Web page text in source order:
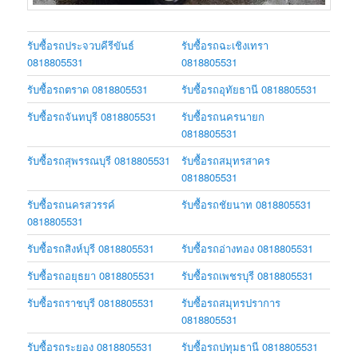
รับซื้อรถประจวบคีรีขันธ์
0818805531
รับซื้อรถฉะเชิงเทรา
0818805531
รับซื้อรถตราด 0818805531
รับซื้อรถอุทัยธานี 0818805531
รับซื้อรถจันทบุรี 0818805531
รับซื้อรถนครนายก
0818805531
รับซื้อรถสุพรรณบุรี 0818805531
รับซื้อรถสมุทรสาคร
0818805531
รับซื้อรถนครสวรรค์
0818805531
รับซื้อรถชัยนาท 0818805531
รับซื้อรถสิงห์บุรี 0818805531
รับซื้อรถอ่างทอง 0818805531
รับซื้อรถอยุธยา 0818805531
รับซื้อรถเพชรบุรี 0818805531
รับซื้อรถราชบุรี 0818805531
รับซื้อรถสมุทรปราการ
0818805531
รับซื้อรถระยอง 0818805531
รับซื้อรถปทุมธานี 0818805531